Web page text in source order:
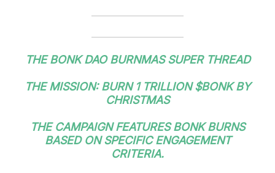
THE BONK DAO BURNMAS SUPER THREAD
THE MISSION: BURN 1 TRILLION$BONKBY
CHRISTMAS
THE CAMPAIGN FEATURES BONK BURNS
BASED ON SPECIFIC ENGAGEMENT
CRITERIA.